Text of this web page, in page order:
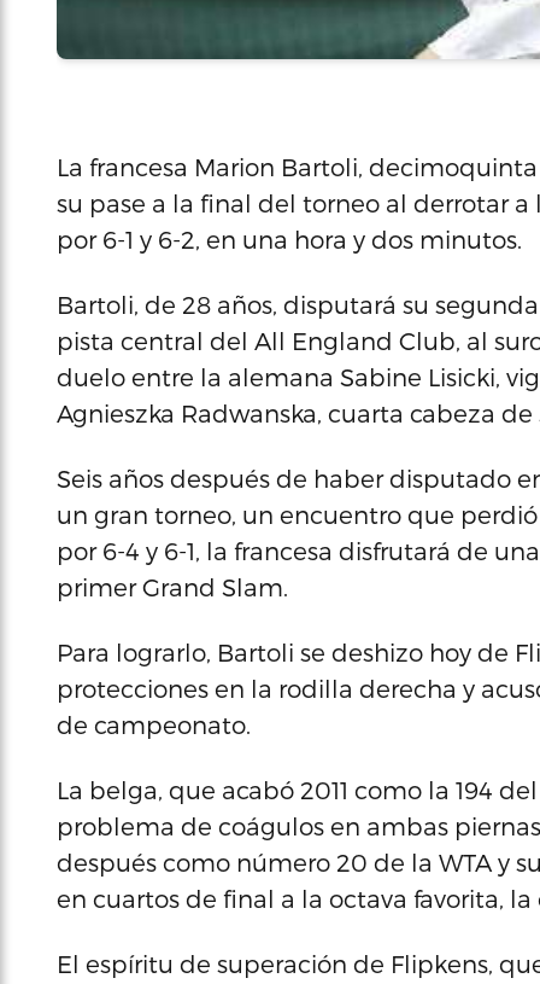
La francesa Marion Bartoli,
su pase a la final del torneo al derrotar
por 6-1 y 6-2, en una hora y dos minutos.
Bartoli, de 28 años, disputará su
pista central del All England Club, al
duelo entre la alemana Sabine Lisicki,
Agnieszka Radwanska, cuarta cabeza de
Seis años después de haber disputado
un gran torneo, un encuentro que
por 6-4 y 6-1, la francesa disfrutará de
primer Grand Slam.
Para lograrlo, Bartoli se deshizo hoy de
protecciones en la rodilla derecha y
de campeonato.
La belga, que acabó 2011 como la 194
problema de coágulos en ambas
después como número 20 de la WTA y
en cuartos de final a la octava favorita, la
El espíritu de superación de Flipkens,